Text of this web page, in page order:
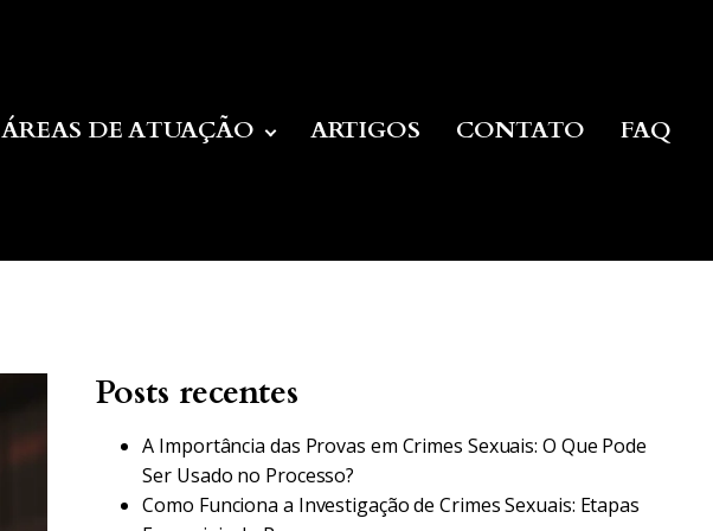
ÁREAS DE ATUAÇÃO ARTIGOS CONTATO FAQ
Posts recentes
A Importância das Provas em Crimes Sexuais: O Que Pode
Ser Usado no Processo?
Como Funciona a Investigação de Crimes Sexuais: Etapas